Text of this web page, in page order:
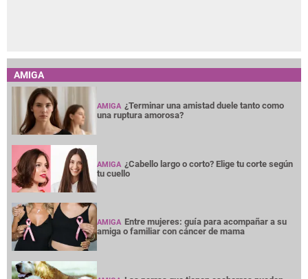
AMIGA
AMIGA ¿Terminar una amistad duele tanto como
una ruptura amorosa?
AMIGA ¿Cabello largo o corto? Elige tu corte según
tu cuello
AMIGA Entre mujeres: guía para acompañar a su
amiga o familiar con cáncer de mama